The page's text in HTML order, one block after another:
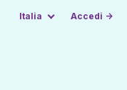
Italia Accedi →